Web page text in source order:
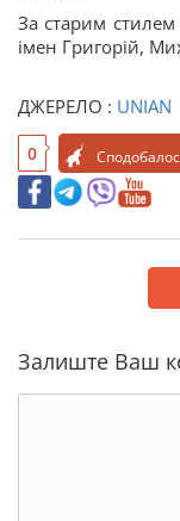
За старим стилем
імен Григорій,
ДЖЕРЕЛО : UNIAN
0
Залиште Ваш